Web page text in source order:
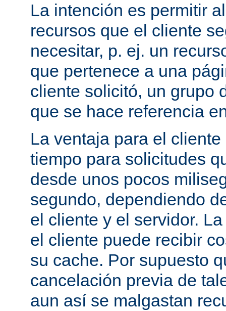
La intención es permitir
recursos que el cliente
necesitar, p. ej. un
que pertenece a una
cliente solicitó, un grupo
que se hace referencia
La ventaja para el
tiempo para solicitudes
desde unos pocos
segundo, dependiendo
el cliente y el servidor.
el cliente puede recibir
su cache. Por supuesto
cancelación previa de
aun así se malgastan